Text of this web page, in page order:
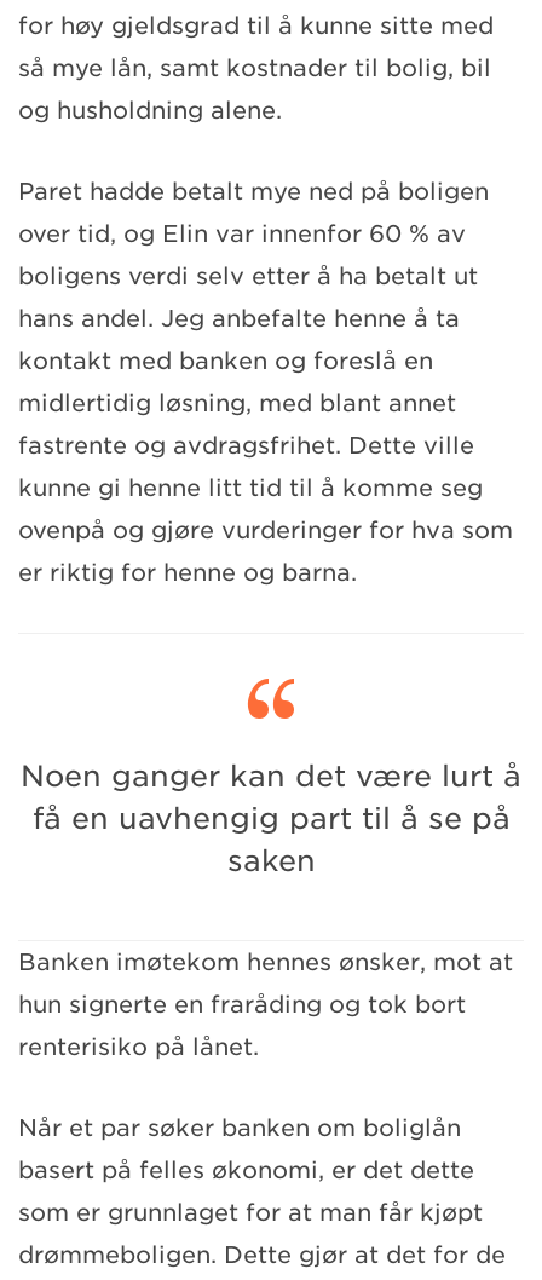
for høy gjeldsgrad til å kunne sitte med
så mye lån, samt kostnader til bolig, bil
og husholdning alene.
Paret hadde betalt mye ned på boligen
over tid, og Elin var innenfor 60 % av
boligens verdi selv etter å ha betalt ut
hans andel. Jeg anbefalte henne å ta
kontakt med banken og foreslå en
midlertidig løsning, med blant annet
fastrente og avdragsfrihet. Dette ville
kunne gi henne litt tid til å komme seg
ovenpå og gjøre vurderinger for hva som
er riktig for henne og barna.

Noen ganger kan det være lurt å
få en uavhengig part til å se på
saken
Banken imøtekom hennes ønsker, mot at
hun signerte en fraråding og tok bort
renterisiko på lånet.
Når et par søker banken om boliglån
basert på felles økonomi, er det dette
som er grunnlaget for at man får kjøpt
drømmeboligen. Dette gjør at det for de